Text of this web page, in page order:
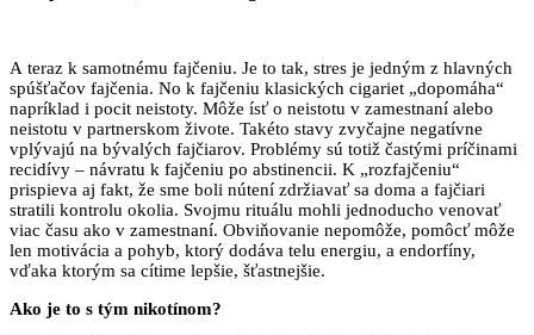
A teraz k samotnému fajčeniu. Je to tak, stres je jedným z hlavných
spúšťačov fajčenia. No k fajčeniu klasických cigariet „dopomáha“
napríklad i pocit neistoty. Môže ísť o neistotu v zamestnaní alebo
neistotu v partnerskom živote. Takéto stavy zvyčajne negatívne
vplývajú na bývalých fajčiarov. Problémy sú totiž častými príčinami
recidívy – návratu k fajčeniu po abstinencii. K „rozfajčeniu“
prispieva aj fakt, že sme boli nútení zdržiavať sa doma a fajčiari
stratili kontrolu okolia. Svojmu rituálu mohli jednoducho venovať
viac času ako v zamestnaní. Obviňovanie nepomôže, pomôcť môže
len motivácia a pohyb, ktorý dodáva telu energiu, a endorfíny,
vďaka ktorým sa cítime lepšie, šťastnejšie.
Ako je to s tým nikotínom?